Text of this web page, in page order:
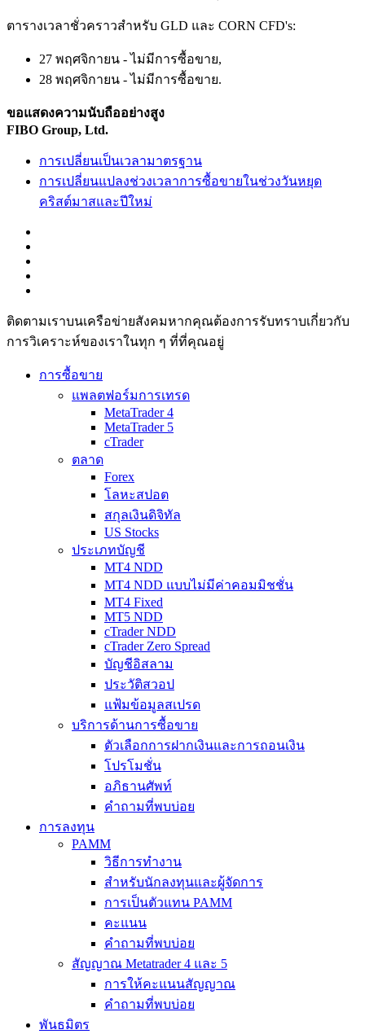
ตารางเวลาชั่วคราวสำหรับ GLD และ CORN CFD's:
27 พฤศจิกายน - ไม่มีการซื้อขาย,
28 พฤศจิกายน - ไม่มีการซื้อขาย.
ขอแสดงความนับถืออย่างสูง
FIBO Group, Ltd.
การเปลี่ยนเป็นเวลามาตรฐาน
การเปลี่ยนแปลงช่วงเวลาการซื้อขายในช่วงวันหยุด
คริสต์มาสและปีใหม่
ติดตามเราบนเครือข่ายสังคมหากคุณต้องการรับทราบเกี่ยวกับ
การวิเ­คราะห์ของเราในทุก ๆ ที่ที่คุณอยู่
การซื้อขาย
แพลตฟอร์มการเทรด
MetaTrader 4
MetaTrader 5
cTrader
ตลาด
Forex
โลหะสปอต
สกุลเงินดิจิทัล
US Stocks
ประเภทบัญชี
MT4 NDD
MT4 NDD แบบไม่มีค่าคอมมิชชั่น
MT4 Fixed
MT5 NDD
cTrader NDD
cTrader Zero Spread
บัญชีอิสลาม
ประวัติสวอป
แฟ้มข้อมูลสเปรด
บริการด้านการซื้อขาย
ตัวเลือกการฝากเงินและการถอนเงิน
โปรโมชั่น
อภิธานศัพท์
คำถามที่พบบ่อย
การลงทุน
PAMM
วิธีการทำงาน
สำหรับนักลงทุนและผู้จัดการ
การเป็นตัวแทน PAMM
คะแนน
คำถามที่พบบ่อย
สัญญาณ Metatrader 4 และ 5
การให้คะแนนสัญญาณ
คำถามที่พบบ่อย
พันธมิตร